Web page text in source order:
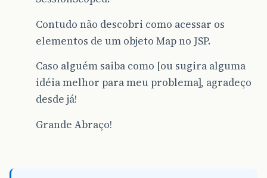
Contudo não descobri como acessar os
elementos de um objeto Map no JSP.
Caso alguém saiba como [ou sugira alguma
idéia melhor para meu problema], agradeço
desde já!
Grande Abraço!